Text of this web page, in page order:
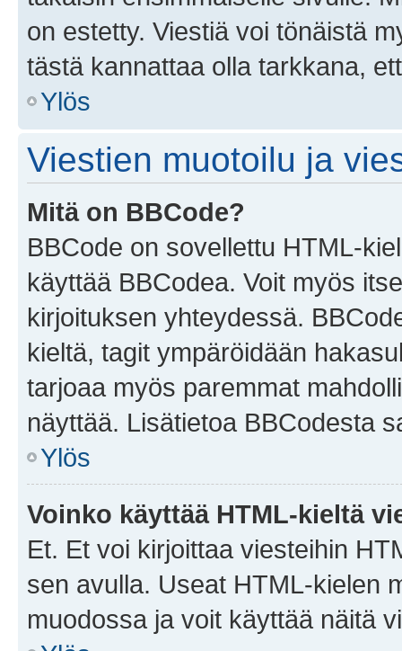
on estetty. Viestiä voi tönäistä
tästä kannattaa olla tarkkana,
Ylös
Viestien muotoilu ja
Mitä on BBCode?
BBCode on sovellettu HTML-
käyttää BBCodea. Voit myös
kirjoituksen yhteydessä.
kieltä, tagit ympäröidään
tarjoaa myös paremmat
näyttää. Lisätietoa BBCodesta
Ylös
Voinko käyttää HTML-kieltä
Et. Et voi kirjoittaa viesteihin
sen avulla. Useat HTML-kielen
muodossa ja voit käyttää näitä